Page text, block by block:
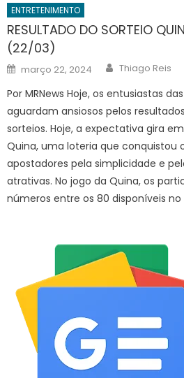
ENTRETENIMENTO
RESULTADO DO SORTEIO
(22/03)
Posted
on
março 22, 2024 Author
Thiago Reis
Por MRNews Hoje, os entusiastas
aguardam ansiosos pelos
sorteios. Hoje, a expectativa gira
Quina, uma loteria que conquistou
apostadores pela simplicidade e
atrativas. No jogo da Quina, os
números entre os 80 disponíveis no